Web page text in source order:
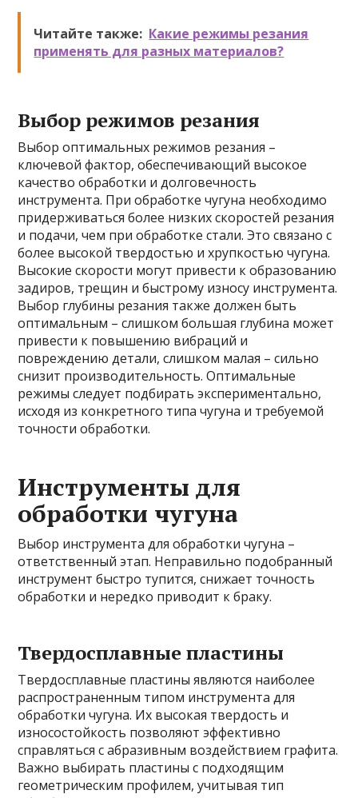
Читайте также: Какие режимы резания
применять для разных материалов?
Выбор режимов резания
Выбор оптимальных режимов резания –
ключевой фактор, обеспечивающий высокое
качество обработки и долговечность
инструмента. При обработке чугуна необходимо
придерживаться более низких скоростей резания
и подачи, чем при обработке стали. Это связано с
более высокой твердостью и хрупкостью чугуна.
Высокие скорости могут привести к образованию
задиров, трещин и быстрому износу инструмента.
Выбор глубины резания также должен быть
оптимальным – слишком большая глубина может
привести к повышению вибраций и
повреждению детали, слишком малая – сильно
снизит производительность. Оптимальные
режимы следует подбирать экспериментально,
исходя из конкретного типа чугуна и требуемой
точности обработки.
Инструменты для
обработки чугуна
Выбор инструмента для обработки чугуна –
ответственный этап. Неправильно подобранный
инструмент быстро тупится, снижает точность
обработки и нередко приводит к браку.
Твердосплавные пластины
Твердосплавные пластины являются наиболее
распространенным типом инструмента для
обработки чугуна. Их высокая твердость и
износостойкость позволяют эффективно
справляться с абразивным воздействием графита.
Важно выбирать пластины с подходящим
геометрическим профилем, учитывая тип